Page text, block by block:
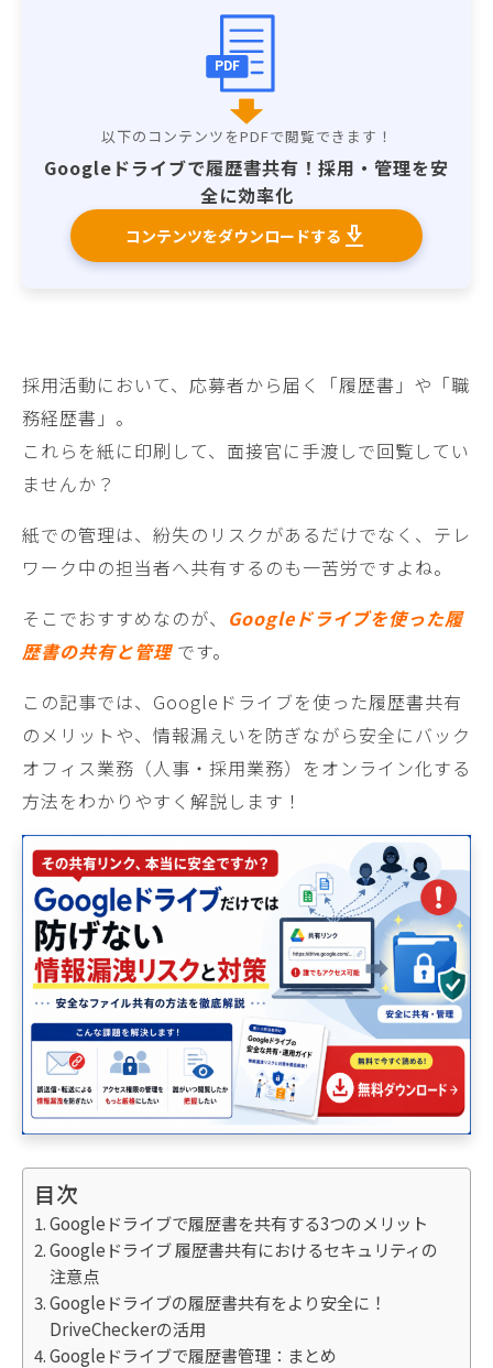
PDF
Googleドライブで履歴書共有！採用・管理を安
全に効率化
コンテンツをダウンロードする
採用活動において、応募者から届く「履歴書」や「職
務経歴書」。
これらを紙に印刷して、面接官に手渡しで回覧してい
ませんか？
紙での管理は、紛失のリスクがあるだけでなく、テレ
ワーク中の担当者へ共有するのも一苦労ですよね。
そこでおすすめなのが、 Googleドライブを使った履
歴書の共有と管理です。
この記事では、Googleドライブを使った履歴書共有
のメリットや、情報漏えいを防ぎながら安全にバック
オフィス業務（人事・採用業務）をオンライン化する
方法をわかりやすく解説します！
目次
Googleドライブで履歴書を共有する3つのメリット
Googleドライブ 履歴書共有におけるセキュリティの
注意点
Googleドライブの履歴書共有をより安全に！
DriveCheckerの活用
Googleドライブで履歴書管理：まとめ